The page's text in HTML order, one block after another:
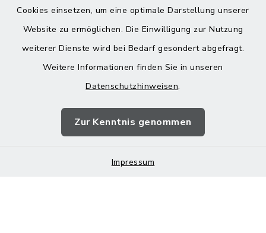
Cookies einsetzen, um eine optimale Darstellung unserer
Website zu ermöglichen. Die Einwilligung zur Nutzung
weiterer Dienste wird bei Bedarf gesondert abgefragt.
Weitere Informationen finden Sie in unseren
Datenschutzhinweisen.
Zur Kenntnis genommen
Impressum
Barrierefreiheit
Impressum
Sitemap